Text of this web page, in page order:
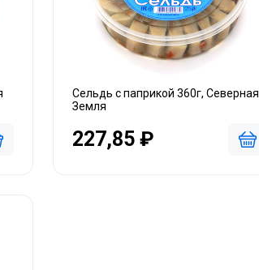
Сельдь с паприкой 360г, Северная
Земля
227,85 ₽